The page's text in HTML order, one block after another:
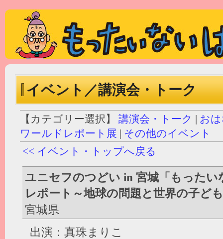
イベント／講演会・トーク
【カテゴリー選択】 講演会・トーク | お
ワールドレポート展 | その他のイベント
<< イベント・トップへ戻る
ユニセフのつどい in 宮城「もった
レポート～地球の問題と世界の子ど
宮城県
出演：真珠まりこ